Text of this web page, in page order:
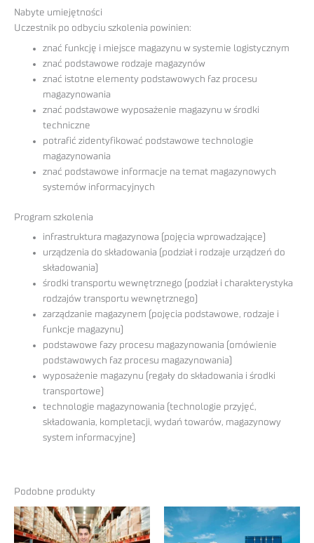
Nabyte umiejętności
Uczestnik po odbyciu szkolenia powinien:
znać funkcję i miejsce magazynu w systemie logistycznym
znać podstawowe rodzaje magazynów
znać istotne elementy podstawowych faz procesu
magazynowania
znać podstawowe wyposażenie magazynu w środki
techniczne
potrafić zidentyfikować podstawowe technologie
magazynowania
znać podstawowe informacje na temat magazynowych
systemów informacyjnych
Program szkolenia
infrastruktura magazynowa (pojęcia wprowadzające)
urządzenia do składowania (podział i rodzaje urządzeń do
składowania)
środki transportu wewnętrznego (podział i charakterystyka
rodzajów transportu wewnętrznego)
zarządzanie magazynem (pojęcia podstawowe, rodzaje i
funkcje magazynu)
podstawowe fazy procesu magazynowania (omówienie
podstawowych faz procesu magazynowania)
wyposażenie magazynu (regały do składowania i środki
transportowe)
technologie magazynowania (technologie przyjęć,
składowania, kompletacji, wydań towarów, magazynowy
system informacyjne)
Podobne produkty